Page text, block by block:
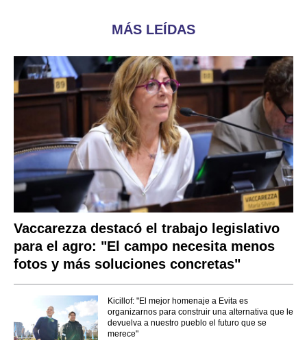
MÁS LEÍDAS
Vaccarezza destacó el trabajo legislativo
para el agro: "El campo necesita menos
fotos y más soluciones concretas"
Kicillof: "El mejor homenaje a Evita es
organizarnos para construir una alternativa que le
devuelva a nuestro pueblo el futuro que se
merece"